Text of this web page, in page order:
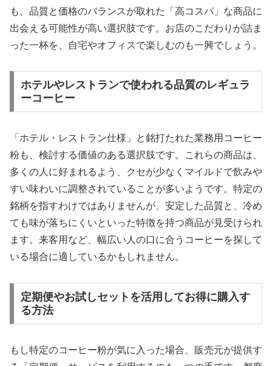
も、品質と価格のバランスが取れた「高コスパ」な商品に
出会える可能性が高い選択肢です。お店のこだわりが詰ま
った一杯を、自宅やオフィスで楽しむのも一興でしょう。
ホテルやレストランで使われる品質のレギュラ
ーコーヒー
「ホテル・レストラン仕様」と銘打たれた業務用コーヒー
粉も、検討する価値のある選択肢です。これらの商品は、
多くの人に好まれるよう、クセが少なくマイルドで飲みや
すい味わいに調整されていることが多いようです。特定の
銘柄を指すわけではありませんが、安定した品質と、冷め
ても味が落ちにくいといった特徴を持つ商品が見受けられ
ます。来客用など、幅広い人の口に合うコーヒーを探して
いる場合に適しているかもしれません。
定期便やお試しセットを活用してお得に購入す
る方法
もし特定のコーヒー粉が気に入った場合、販売元が提供す